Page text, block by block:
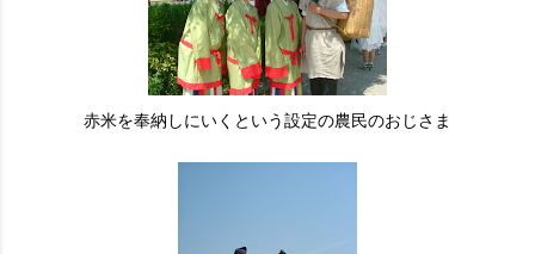
赤米を奉納しにいくという設定の農民のおじさま